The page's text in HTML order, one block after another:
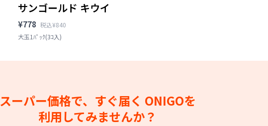
サンゴールド キウイ
¥778 税込¥840
大玉1ﾊﾟｯｸ(3ｺ入)
スーパー価格で、すぐ届く ONIGOを
利用してみませんか？